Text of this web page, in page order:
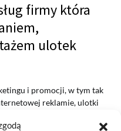
firmy która
ulotek
i promocji, w tym tak
reklamie, ulotki